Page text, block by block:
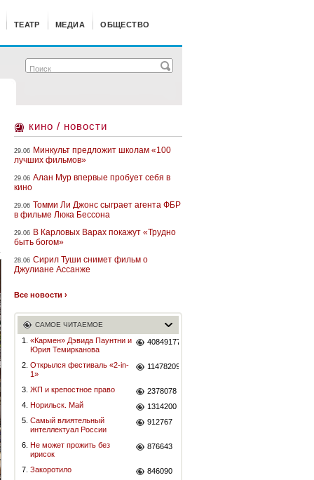
ТЕАТР МЕДИА ОБЩЕСТВО
кино / новости
29.06 Минкульт предложит школам «100
лучших фильмов»
29.06 Алан Мур впервые пробует себя в
кино
29.06 Томми Ли Джонс сыграет агента ФБР
в фильме Люка Бессона
29.06 В Карловых Варах покажут «Трудно
быть богом»
28.06 Сирил Туши снимет фильм о
Джулиане Ассанже
Все новости ›
САМОЕ ЧИТАЕМОЕ
1.
«Кармен» Дэвида Паунтни и
Юрия Темирканова
40849177
2. Открылся фестиваль «2-in-
1»
11478209
3. ЖП и крепостное право
2378078
4. Норильск. Май
1314200
5. Самый влиятельный
интеллектуал России
912767
6. Не может прожить без
ирисок
876643
7. Закоротило
846090